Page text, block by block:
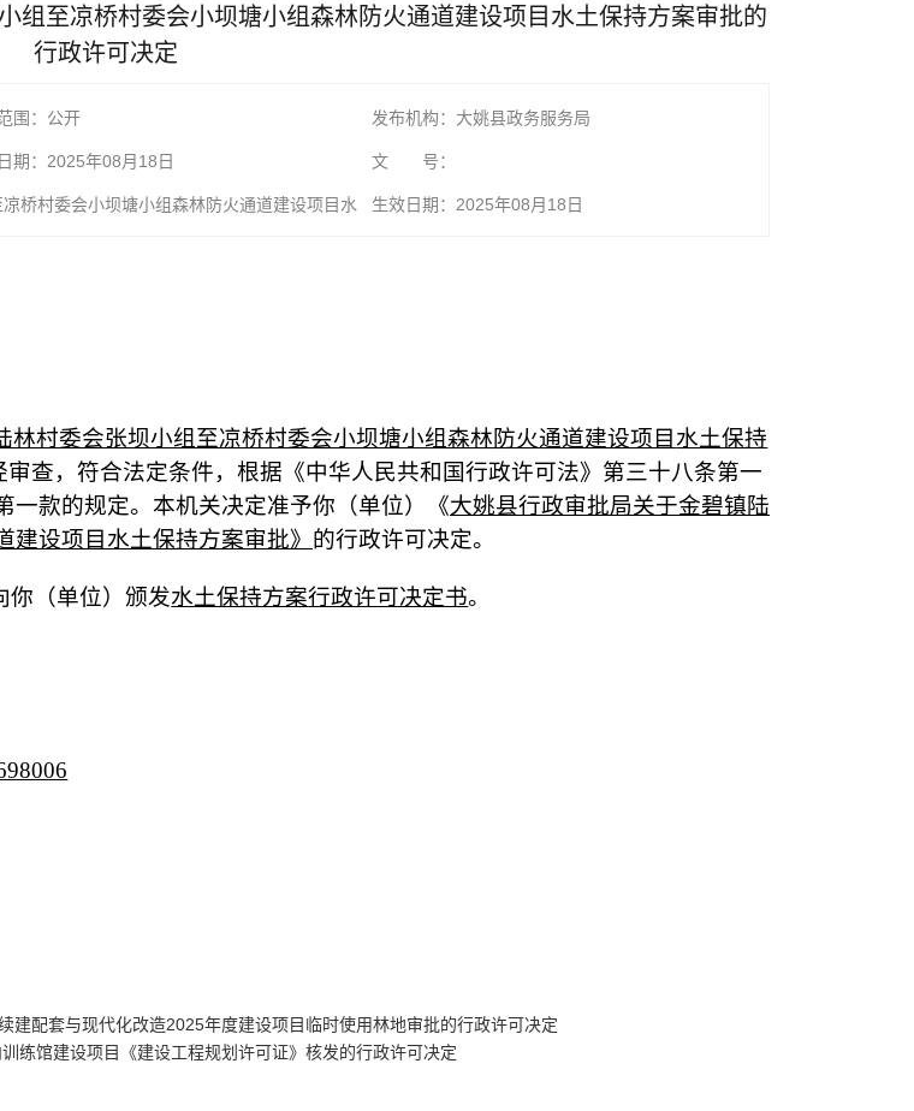
组至凉桥村委会小坝塘小组森林防火通道建设项目水土保持方案审批的
行政许可决定
围：公开 发布机构：大姚县政务服务局
期：2025年08月18日 文 号：
桥村委会小坝塘小组森林防火通道建设项目水 生效日期：2025年08月18日
林村委会张坝小组至凉桥村委会小坝塘小组森林防火通道建设项目 水土保持
审查，符合法定条件，根据《中华人民共和国行政许可法》第三十八条第一
一款的规定。本机关决定准予你（单位）《大姚县行政审批局关于金碧镇陆
建设项目水土保持方案审批》 的行政许可决定。
你（单位）颁发水土保持方案行政许可决定书。
建配套与现代化改造2025年度建设项目临时使用林地审批的行政许可决定
练馆建设项目《建设工程规划许可证》核发的行政许可决定